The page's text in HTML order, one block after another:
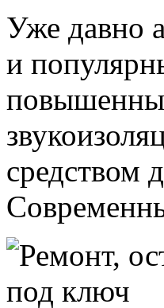
Уже давно
и
средством